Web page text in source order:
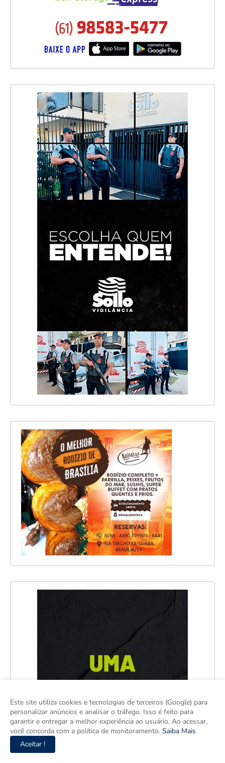
Este site utiliza cookies e tecnologias de terceiros (Google) para
personalizar anúncios e analisar o tráfego. Isso é feito para
garantir e entregar a melhor experiência ao usuário. Ao acessar,
você concorda com a política de monitoramento. Saiba Mais
Aceitar !